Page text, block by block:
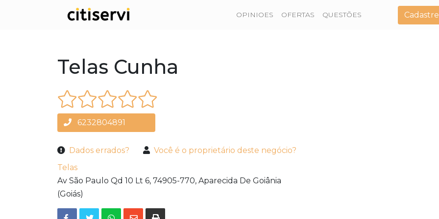
OPINIOES OFERTAS QUESTÕES
Telas Cunha
6232804891
Dados errados?
Você é o proprietário deste negócio?
Telas
Av São Paulo Qd 10 Lt 6, 74905-770, Aparecida De Goiânia
(Goiás)